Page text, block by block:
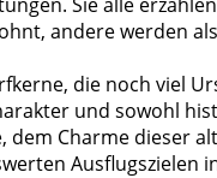
andere werden
die noch viel
und sowohl
Charme dieser
Ausflugszielen